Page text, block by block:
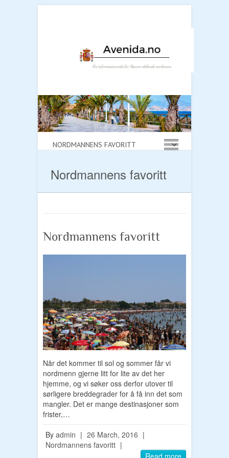
Nordmannens favoritt
Nordmannens favoritt
Når det kommer til sol og sommer får vi
nordmenn gjerne litt for lite av det her
hjemme, og vi søker oss derfor utover til
sørligere breddegrader for å få inn det som
mangler. Det er mange destinasjoner som
frister,…
By admin | 26 March, 2016 |
Nordmannens favoritt |
Read more